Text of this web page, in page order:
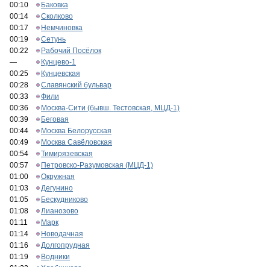
00:10
Баковка
00:14
Сколково
00:17
Немчиновка
00:19
Сетунь
00:22
Рабочий Посёлок
—
Кунцево-1
00:25
Кунцевская
00:28
Славянский бульвар
00:33
Фили
00:36
Москва-Сити (бывш. Тестовская, МЦД-1)
00:39
Беговая
00:44
Москва Белорусская
00:49
Москва Савёловская
00:54
Тимирязевская
00:57
Петровско-Разумовская (МЦД-1)
01:00
Окружная
01:03
Дегунино
01:05
Бескудниково
01:08
Лианозово
01:11
Марк
01:14
Новодачная
01:16
Долгопрудная
01:19
Водники